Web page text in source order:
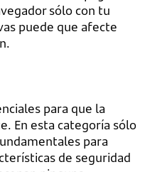
sólo con tu
puede que afecte
para que la
En esta categoría sólo
para
de seguridad